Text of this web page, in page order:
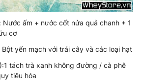
Nước ấm + nước cốt nửa quả chanh + 1
cơ
Bột yến mạch với trái cây và các loại hạt
tách trà xanh không đường / cà phê
tiêu hóa